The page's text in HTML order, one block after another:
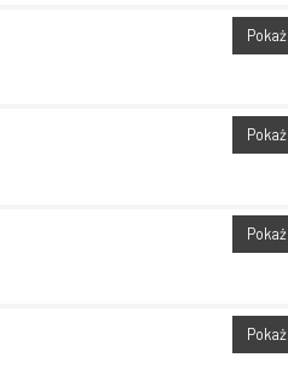
Pokaż
Pokaż
Pokaż
Pokaż